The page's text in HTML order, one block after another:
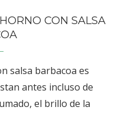
CON SALSA
salsa barbacoa es
antes incluso de
el brillo de la